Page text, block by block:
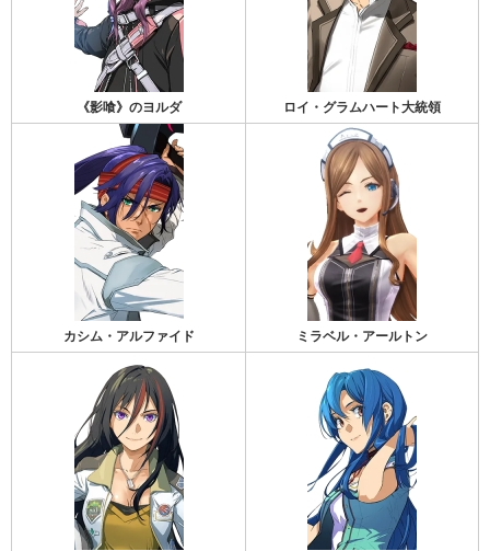
《影喰》のヨルダ ロイ・グラムハート大統領
カシム・アルファイド ミラベル・アールトン